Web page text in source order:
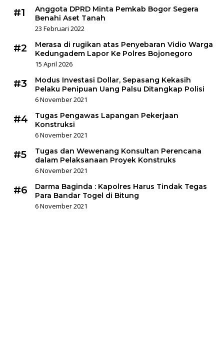
#1
Anggota DPRD Minta Pemkab Bogor Segera
Benahi Aset Tanah
23 Februari 2022
#2
Merasa di rugikan atas Penyebaran Vidio Warga
Kedungadem Lapor Ke Polres Bojonegoro
15 April 2026
#3
Modus Investasi Dollar, Sepasang Kekasih
Pelaku Penipuan Uang Palsu Ditangkap Polisi
6 November 2021
#4
Tugas Pengawas Lapangan Pekerjaan
Konstruksi
6 November 2021
#5
Tugas dan Wewenang Konsultan Perencana
dalam Pelaksanaan Proyek Konstruks
6 November 2021
#6
Darma Baginda : Kapolres Harus Tindak Tegas
Para Bandar Togel di Bitung
6 November 2021